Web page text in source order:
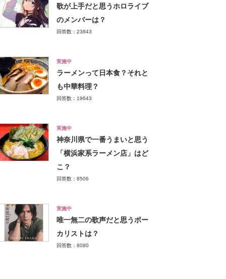
歌が上手だと思うホロライブ
のメンバーは？
回答数：23843
実施中
ラーメンって日本食？それと
も中華料理？
回答数：19643
実施中
神奈川県で一番うまいと思う
「横浜家系ラーメン店」はど
こ？
回答数：8506
実施中
唯一無二の歌声だと思うボー
カリストは？
回答数：8080